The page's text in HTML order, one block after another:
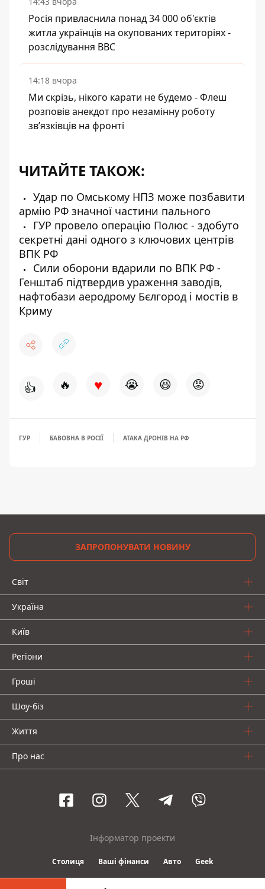
Росія привласнила понад 34 000 об'єктів
житла українців на окупованих територіях -
розслідування BBC
14:18 вчора
Ми скрізь, нікого карати не будемо - Флеш
розповів анекдот про незамінну роботу
зв’язківців на фронті
ЧИТАЙТЕ ТАКОЖ:
Удар по Омському НПЗ може позбавити
армію РФ значної частини пального
ГУР провело операцію Полюс - здобуто
секретні дані одного з ключових центрів
ВПК РФ
Сили оборони вдарили по ВПК РФ -
Генштаб підтвердив ураження заводів,
нафтобази аеродрому Бєлгород і мостів в
Криму
👍 🔥 ♥ 😭 😆 😡
ГУР БАВОВНА В РОСІЇ АТАКА ДРОНІВ НА РФ
ЗАПРОПОНУВАТИ НОВИНУ
Світ
Україна
Київ
Регіони
Гроші
Шоу-біз
Життя
Про нас
Інформатор проекти
Столиця Ваші фінанси Авто Geek